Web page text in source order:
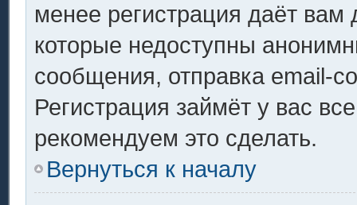
менее регистрация даёт
которые недоступны
сообщения, отправка email-
Регистрация займёт у вас
рекомендуем это сделать.
Вернуться к началу